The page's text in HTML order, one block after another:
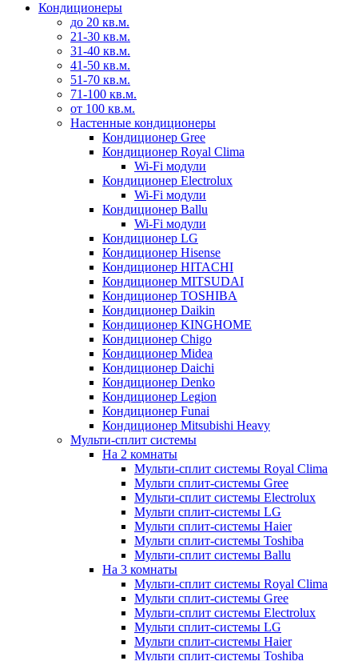
Кондиционеры
до 20 кв.м.
21-30 кв.м.
31-40 кв.м.
41-50 кв.м.
51-70 кв.м.
71-100 кв.м.
от 100 кв.м.
Настенные кондиционеры
Кондиционер Gree
Кондиционер Royal Clima
Wi-Fi модули
Кондиционер Electrolux
Wi-Fi модули
Кондиционер Ballu
Wi-Fi модули
Кондиционер LG
Кондиционер Hisense
Кондиционер HITACHI
Кондиционер MITSUDAI
Кондиционер TOSHIBA
Кондиционер Daikin
Кондиционер KINGHOME
Кондиционер Chigo
Кондиционер Midea
Кондиционер Daichi
Кондиционер Denko
Кондиционер Legion
Кондиционер Funai
Кондиционер Mitsubishi Heavy
Мульти-сплит системы
На 2 комнаты
Мульти-сплит системы Royal Clima
Мульти сплит-системы Gree
Мульти-сплит системы Electrolux
Мульти сплит-системы LG
Мульти сплит-системы Haier
Мульти сплит-системы Toshiba
Мульти-сплит системы Ballu
На 3 комнаты
Мульти-сплит системы Royal Clima
Мульти сплит-системы Gree
Мульти-сплит системы Electrolux
Мульти сплит-системы LG
Мульти сплит-системы Haier
Мульти сплит-системы Toshiba